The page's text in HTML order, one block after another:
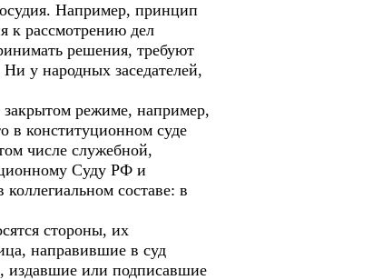
Например, принцип
к рассмотрению дел
решения, требуют
у народных заседателей,
режиме, например,
в конституционном суде
числе служебной,
Суду РФ и
составе: в
стороны, их
направившие в суд
издавшие или подписавшие